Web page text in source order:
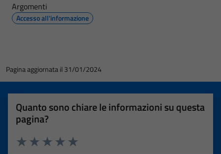
Argomenti
Accesso all'informazione
Pagina aggiornata il 31/01/2024
Quanto sono chiare le informazioni su questa
pagina?